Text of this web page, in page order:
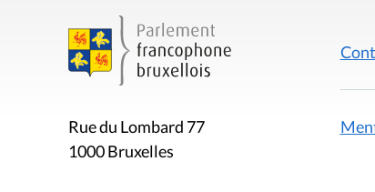
Rue du Lombard 77
1000 Bruxelles